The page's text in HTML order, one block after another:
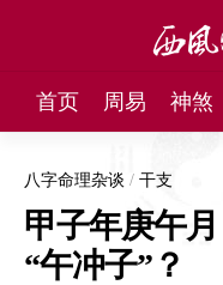
首页 周易 神煞
八字命理杂谈 / 干支
甲子年庚午
“午冲子”？